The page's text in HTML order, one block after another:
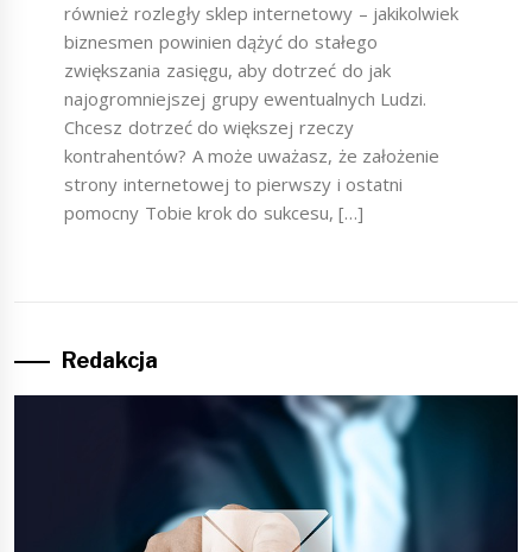
również rozległy sklep internetowy – jakikolwiek
biznesmen powinien dążyć do stałego
zwiększania zasięgu, aby dotrzeć do jak
najogromniejszej grupy ewentualnych Ludzi.
Chcesz dotrzeć do większej rzeczy
kontrahentów? A może uważasz, że założenie
strony internetowej to pierwszy i ostatni
pomocny Tobie krok do sukcesu, […]
Redakcja